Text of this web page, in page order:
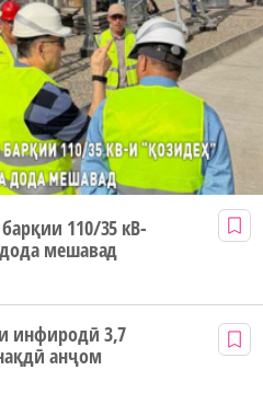
110/35 кВ-
мешавад
инфиродӣ 3,7
анҷом